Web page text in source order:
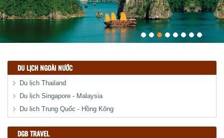
DU LỊCH NGOÀI NƯỚC
Du lịch Thailand
Du lịch Singapore - Malaysia
Du lich Trung Quốc - Hồng Kông
DGB TRAVEL